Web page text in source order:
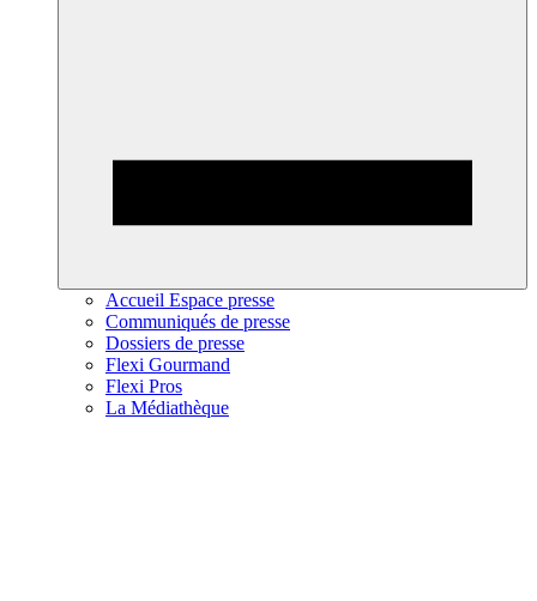
Accueil Espace presse
Communiqués de presse
Dossiers de presse
Flexi Gourmand
Flexi Pros
La Médiathèque